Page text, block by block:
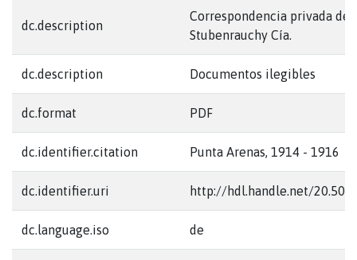
dc.description
Correspondencia privada de
Stubenrauchy Cía.
dc.description Documentos ilegibles
dc.format PDF
dc.identifier.citation Punta Arenas, 1914 - 1916
dc.identifier.uri http://hdl.handle.net/
dc.language.iso de